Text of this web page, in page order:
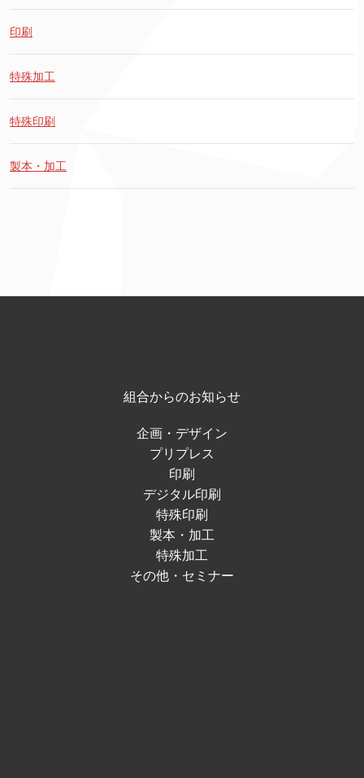
印刷
特殊加工
特殊印刷
製本・加工
組合からのお知らせ
企画・デザイン
プリプレス
印刷
デジタル印刷
特殊印刷
製本・加工
特殊加工
その他・セミナー